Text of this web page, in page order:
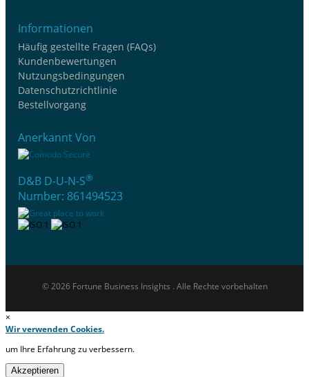
Informationen
Häufig gestellte Fragen (FAQs)
Kundenbewertungen
Nutzungsbedingungen
Datenschutzrichtlinie
Bestellvorgang
Anerkannt Von
D&B D-U-N-S®
Number: 861494523
© 2026 Fortune Business Insights . Alle Rechte vorbehalten
×
Wir verwenden Cookies.
um Ihre Erfahrung zu verbessern.
Akzeptieren